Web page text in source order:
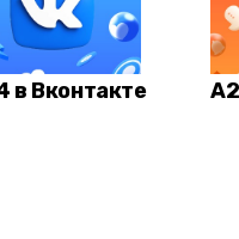
в Вконтакте